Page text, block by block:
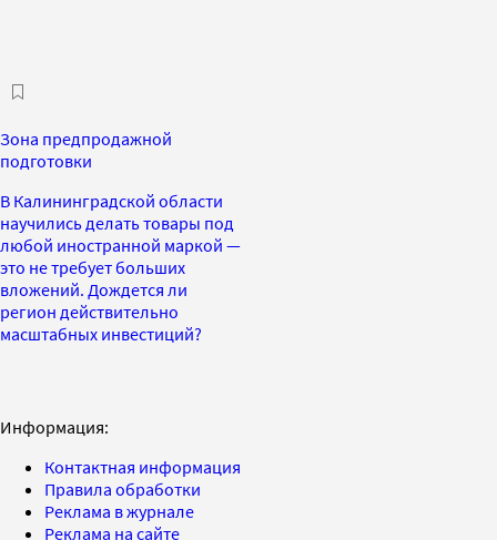
Зона предпродажной
подготовки
В Калининградской области
научились делать товары под
любой иностранной маркой —
это не требует больших
вложений. Дождется ли
регион действительно
масштабных инвестиций?
Информация:
Контактная информация
Правила обработки
Реклама в журнале
Реклама на сайте